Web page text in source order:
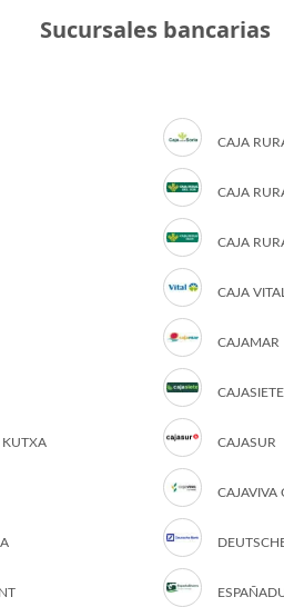
Sucursales bancarias
KUTXA
CAJA
CAJA
CAJA
CAJA
CAJAMAR
CAJASIETE
CAJASUR
CAJAVIVA